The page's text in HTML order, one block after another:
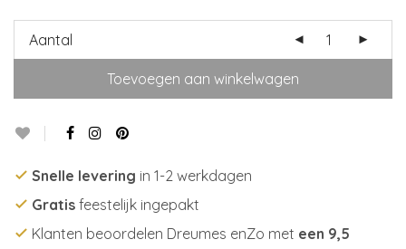
Aantal
Toevoegen aan winkelwagen
Snelle levering in 1-2 werkdagen
Gratis feestelijk ingepakt
Klanten beoordelen Dreumes enZo met een 9,5